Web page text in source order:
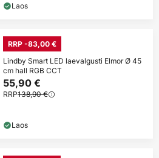
Laos
RRP -83,00 €
Lindby Smart LED laevalgusti Elmor Ø 45
cm hall RGB CCT
55,90 €
RRP138,90 €
Laos